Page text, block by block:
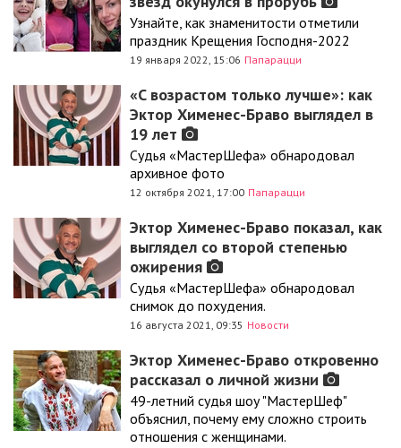
Узнайте, как знаменитости отметили
праздник Крещения Господня-2022
19 января 2022, 15:06 Папарацци
«C возрастом только лучше»: как
Эктор Хименес-Браво выглядел в
19 лет
Судья «МастерШефа» обнародовал
архивное фото
12 октября 2021, 17:00 Папарацци
Эктор Хименес-Браво показал, как
выглядел со второй степенью
ожирения
Судья «МастерШефа» обнародовал
снимок до похудения.
16 августа 2021, 09:35 Новости
Эктор Хименес-Браво откровенно
рассказал о личной жизни
49-летний судья шоу "МастерШеф"
объяснил, почему ему сложно строить
отношения с женщинами.